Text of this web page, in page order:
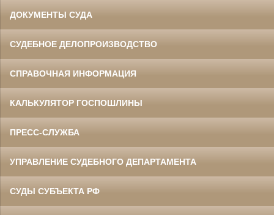
ДОКУМЕНТЫ СУДА
СУДЕБНОЕ ДЕЛОПРОИЗВОДСТВО
СПРАВОЧНАЯ ИНФОРМАЦИЯ
КАЛЬКУЛЯТОР ГОСПОШЛИНЫ
ПРЕСС-СЛУЖБА
УПРАВЛЕНИЕ СУДЕБНОГО ДЕПАРТАМЕНТА
СУДЫ СУБЪЕКТА РФ